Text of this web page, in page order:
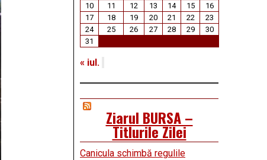
10
11 12 13 14 15
16
17
18 19 20 21 22
23
24
25 26 27 28 29
30
31
« iul.
Ziarul BURSA –
Titlurile Zilei
Canicula schimbă regulile